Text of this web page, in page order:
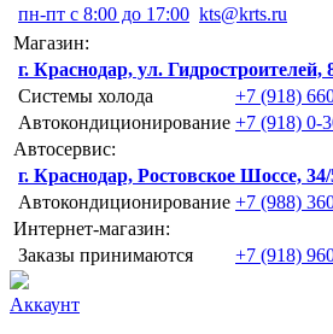
пн-пт с 8:00 до 17:00 kts@krts.ru
Магазин:
г. Краснодар, ул. Гидростроителей,
Системы холода
+7 (918)
Автокондиционирование +7 (918) 0-
Автосервис:
г. Краснодар, Ростовское Шоссе,
Автокондиционирование +7 (988)
Интернет-магазин:
Заказы принимаются
+7 (918)
Аккаунт